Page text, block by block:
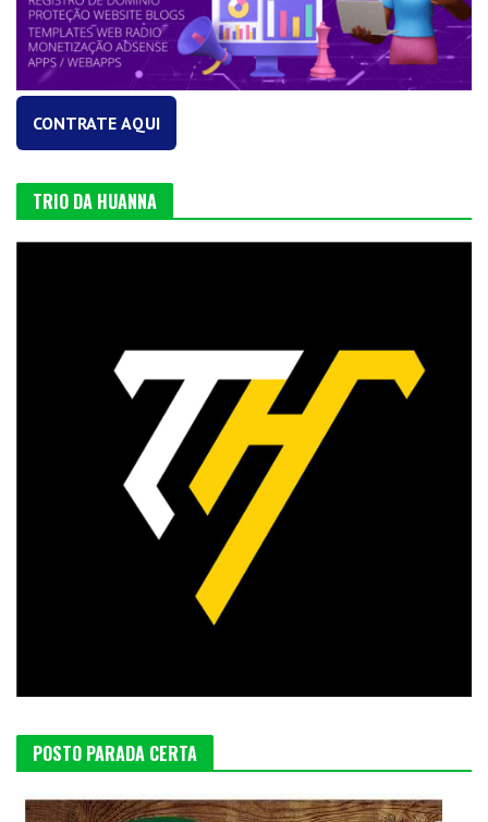
CONTRATE AQUI
TRIO DA HUANNA
POSTO PARADA CERTA